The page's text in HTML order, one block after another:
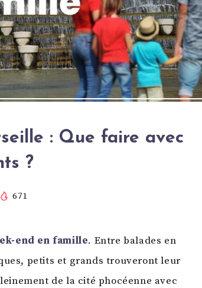
: Que faire avec
?
671
end en famille. Entre balades en
petits et grands trouveront leur
de la cité phocéenne avec